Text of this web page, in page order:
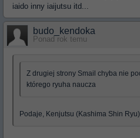
iaido inny iaijutsu itd...
budo_kendoka
Ponad rok temu
Z drugiej strony Smail chyba nie
którego ryuha naucza
Podaje, Kenjutsu (Kashima Shin Ryu)